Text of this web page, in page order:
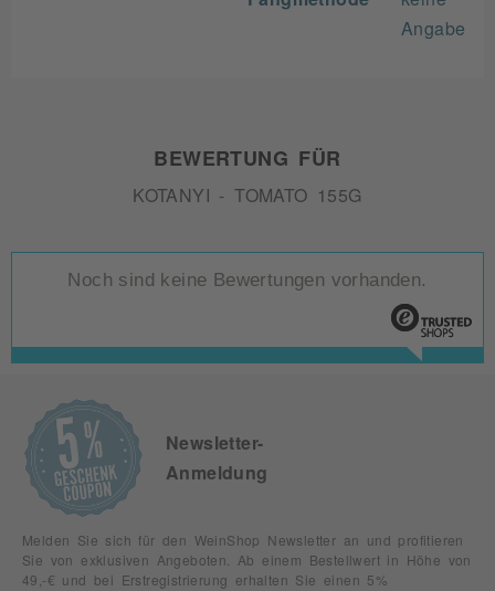
Angabe
BEWERTUNG FÜR
KOTANYI - TOMATO 155G
Noch sind keine Bewertungen vorhanden.
Newsletter-
Anmeldung
Melden Sie sich für den WeinShop Newsletter an und profitieren
Sie von exklusiven Angeboten. Ab einem Bestellwert in Höhe von
49,-€ und bei Erstregistrierung erhalten Sie einen 5%